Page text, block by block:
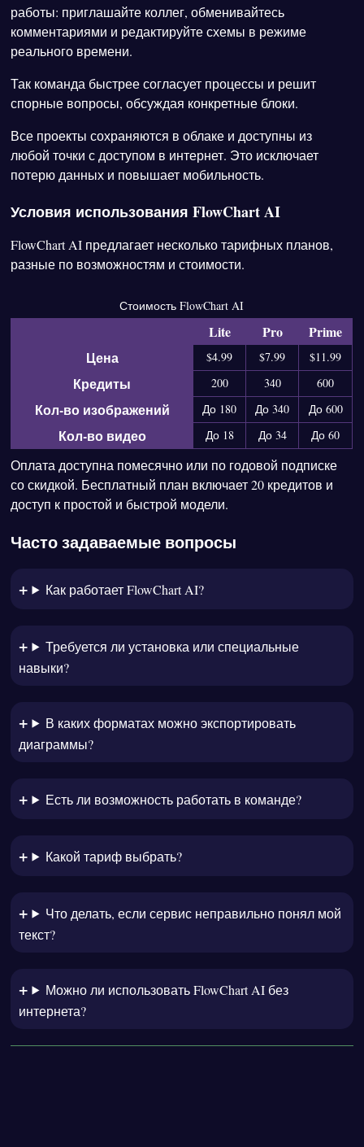
работы: приглашайте коллег, обменивайтесь
комментариями и редактируйте схемы в режиме
реального времени.
Так команда быстрее согласует процессы и решит
спорные вопросы, обсуждая конкретные блоки.
Все проекты сохраняются в облаке и доступны из
любой точки с доступом в интернет. Это исключает
потерю данных и повышает мобильность.
Условия использования FlowChart AI
FlowChart AI предлагает несколько тарифных планов,
разные по возможностям и стоимости.
Стоимость FlowChart AI
Lite Pro
Prime
Цена
$4.99 $7.99 $11.99
Кредиты 200 340 600
Кол-во изображений До 180 До 340 До 600
Кол-во видео До 18 До 34 До 60
Оплата доступна помесячно или по годовой подписке
со скидкой. Бесплатный план включает 20 кредитов и
доступ к простой и быстрой модели.
Часто задаваемые вопросы
Как работает FlowChart AI?
Требуется ли установка или специальные
навыки?
В каких форматах можно экспортировать
диаграммы?
Есть ли возможность работать в команде?
Какой тариф выбрать?
Что делать, если сервис неправильно понял мой
текст?
Можно ли использовать FlowChart AI без
интернета?